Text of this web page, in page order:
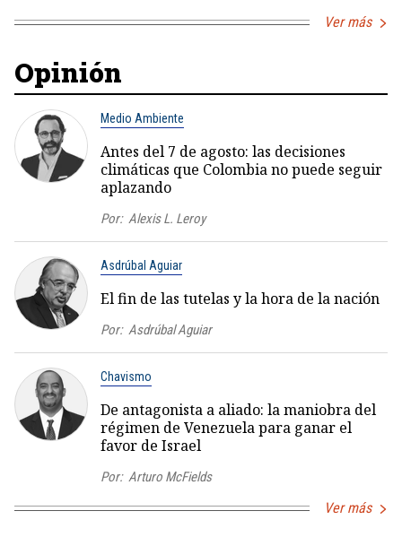
Ver más
Opinión
Medio Ambiente
Antes del 7 de agosto: las decisiones
climáticas que Colombia no puede seguir
aplazando
Por: Alexis L. Leroy
Asdrúbal Aguiar
El fin de las tutelas y la hora de la nación
Por: Asdrúbal Aguiar
Chavismo
De antagonista a aliado: la maniobra del
régimen de Venezuela para ganar el
favor de Israel
Por: Arturo McFields
Ver más